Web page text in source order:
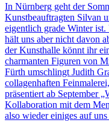
In Nürnberg geht der
Kunstbeauftragten Silvan
eigentlich grade Winter
hält uns aber nicht davon
der Kunsthalle könnt ihr
charmanten Figuren von
Fürth umschlingt Judith
collagenhaften
präsentiert ab September
Kollaboration mit dem
also wieder einiges auf